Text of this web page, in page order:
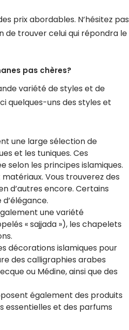
prix abordables. N’hésitez pas
de trouver celui qui répondra le
pas chères?
variété de styles et de
quelques-uns des styles et
une large sélection de
et les tuniques. Ces
les principes islamiques.
Vous trouverez des
d’autres encore. Certains
une variété
« sajjada »), les chapelets
décorations islamiques pour
des calligraphies arabes
ou Médine, ainsi que des
également des produits
essentielles et des parfums